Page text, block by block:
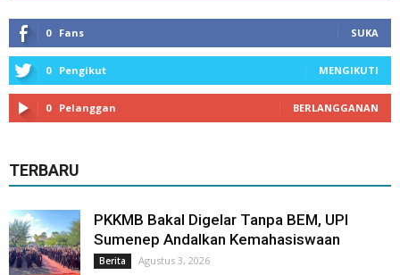
0 Fans SUKA
0 Pengikut MENGIKUTI
0 Pelanggan BERLANGGANAN
TERBARU
PKKMB Bakal Digelar Tanpa BEM, UPI
Sumenep Andalkan Kemahasiswaan
Berita Agustus 3, 2026